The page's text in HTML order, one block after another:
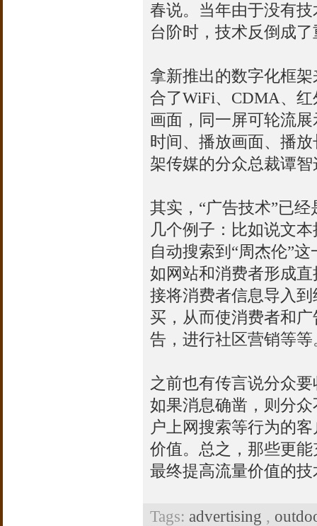
春说。当年由于没有
台阶时，技术反倒成
拿新推出的数字化框
合了WiFi、CDMA、
画面，同一屏可轮流
时间、播放画面、播
架传媒的分众总裁谭
其实，“广告技术”已
几个例子：比如说文
自动搜索到“周杰伦”
如网站和消费者形成
接将消费者信息导入
买，从而使消费者和
告，进行社区营销等等
之前也有传言说分众
如果消息确凿，则分
户上网搜索等行为的
价值。总之，那些更
最终提高流量价值的
Tags: advertising ,